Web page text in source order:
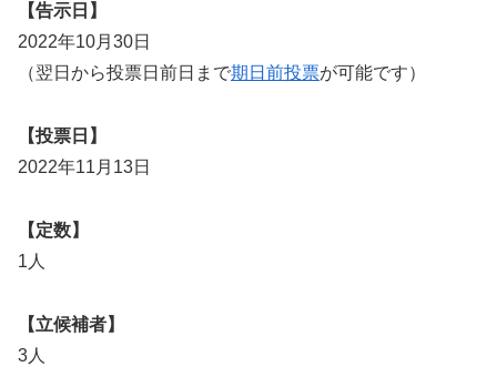
【告示日】
2022年10月30日
（翌日から投票日前日まで期日前投票が可能です）
【投票日】
2022年11月13日
【定数】
1人
【立候補者】
3人